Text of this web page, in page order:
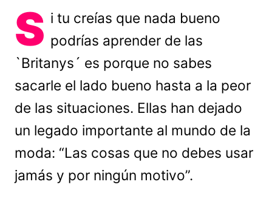
S i tu creías que nada bueno
podrías aprender de las
`Britanys´ es porque no sabes
sacarle el lado bueno hasta a la peor
de las situaciones. Ellas han dejado
un legado importante al mundo de la
moda: “Las cosas que no debes usar
jamás y por ningún motivo”.